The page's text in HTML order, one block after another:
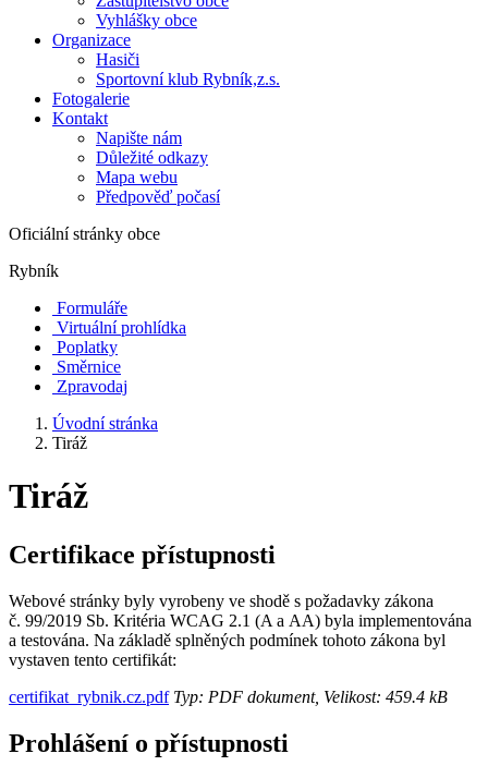
Vyhlášky obce
Organizace
Hasiči
Sportovní klub Rybník,z.s.
Fotogalerie
Kontakt
Napište nám
Důležité odkazy
Mapa webu
Předpověď počasí
Oficiální stránky obce
Rybník
Formuláře
Virtuální prohlídka
Poplatky
Směrnice
Zpravodaj
Úvodní stránka
Tiráž
Tiráž
Certifikace přístupnosti
Webové stránky byly vyrobeny ve shodě s požadavky zákona
č. 99/2019 Sb. Kritéria WCAG 2.1 (A a AA) byla implementována
a testována. Na základě splněných podmínek tohoto zákona byl
vystaven tento certifikát:
certifikat_rybnik.cz.pdfTyp: PDF dokument, Velikost: 459.4 kB
Prohlášení o přístupnosti